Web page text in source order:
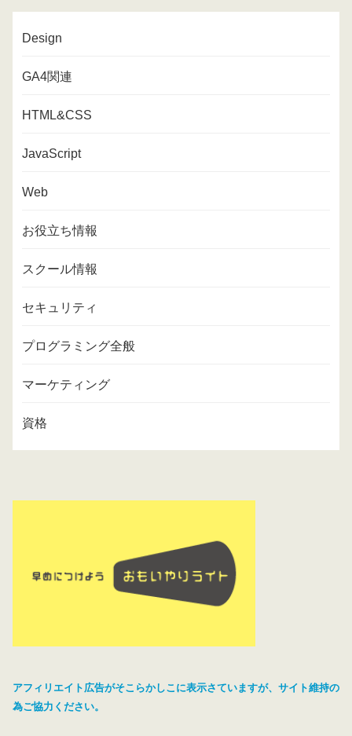
Design
GA4関連
HTML&CSS
JavaScript
Web
お役立ち情報
スクール情報
セキュリティ
プログラミング全般
マーケティング
資格
アフィリエイト広告がそこらかしこに表示さていますが、サイト維持の
為ご協力ください。